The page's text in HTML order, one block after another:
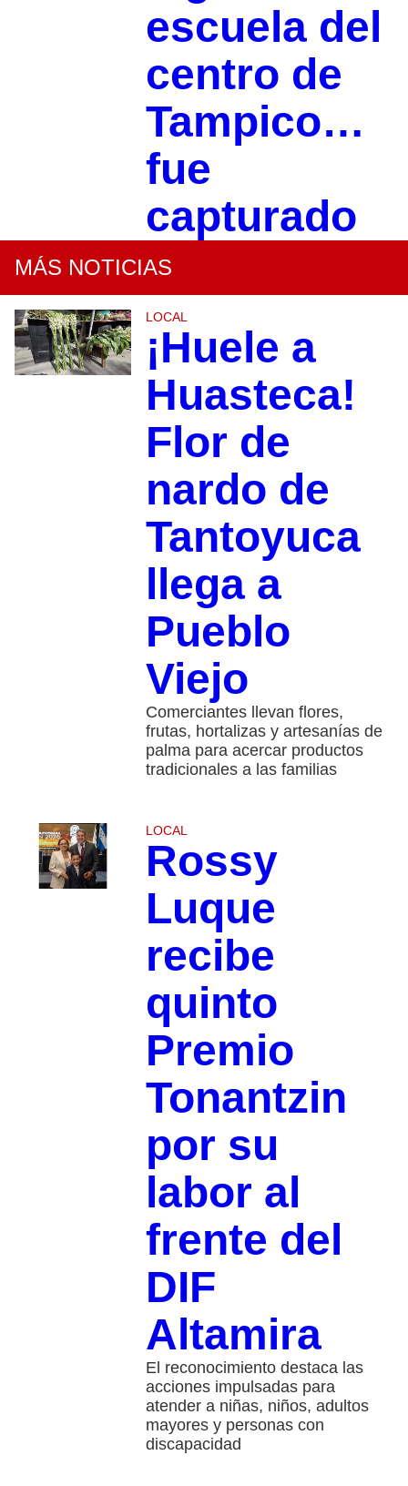
escuela del
centro de
Tampico…
fue
capturado
MÁS NOTICIAS
LOCAL
¡Huele a
Huasteca!
Flor de
nardo de
Tantoyuca
llega a
Pueblo
Viejo
Comerciantes llevan flores,
frutas, hortalizas y artesanías de
palma para acercar productos
tradicionales a las familias
LOCAL
Rossy
Luque
recibe
quinto
Premio
Tonantzin
por su
labor al
frente del
DIF
Altamira
El reconocimiento destaca las
acciones impulsadas para
atender a niñas, niños, adultos
mayores y personas con
discapacidad